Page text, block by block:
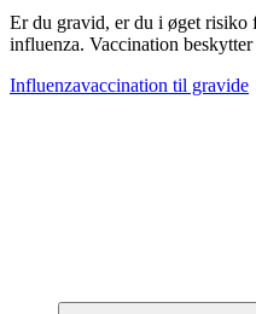
Er du gravid, er du i øget
influenza. Vaccination
Influenzavaccination til gravide